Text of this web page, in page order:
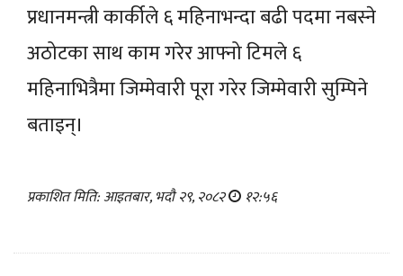
प्रधानमन्त्री कार्कीले ६ महिनाभन्दा बढी पदमा नबस्ने
अठोटका साथ काम गरेर ​आफ्नो टिमले ६
महिनाभित्रैमा जिम्मेवारी पूरा गरेर जिम्मेवारी सुम्पिने
बताइन्।
प्रकाशित मिति: आइतबार, भदौ २९, २०८२ १२:५६